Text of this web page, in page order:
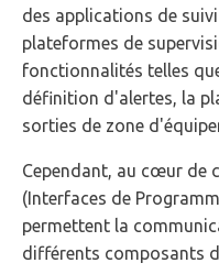
des applications de
plateformes de
fonctionnalités telles
définition d'alertes, la
sorties de zone
Cependant, au cœur de
(Interfaces de
permettent la
différents composants